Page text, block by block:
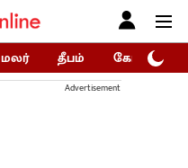
தீபம் கோகுலம்/
Advertisement